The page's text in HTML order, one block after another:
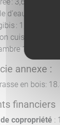
d’eau : 5,97 m2
: 1,06 m2
cuisine : 27,18
1 : 12,68
annexe :
en bois:
financiers
copropriété :